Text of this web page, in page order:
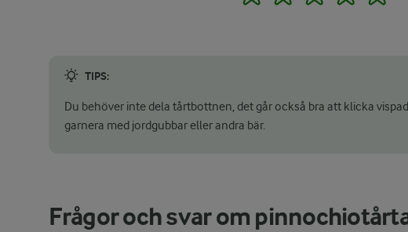
TIPS:
Du behöver inte dela tårtbottnen, det går också bra att klicka
garnera med jordgubbar eller andra bär.
Frågor och svar om